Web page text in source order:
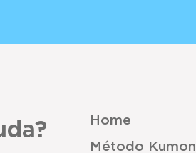
Home
Método Kumon